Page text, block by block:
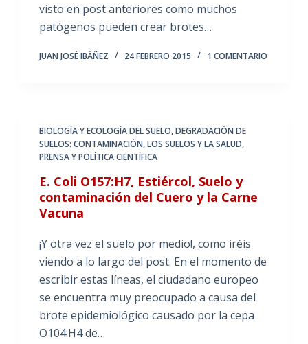
visto en post anteriores como muchos
patógenos pueden crear brotes…
JUAN JOSÉ IBÁÑEZ 24 FEBRERO 2015 1 COMENTARIO
BIOLOGÍA Y ECOLOGÍA DEL SUELO,DEGRADACIÓN DE
SUELOS: CONTAMINACIÓN,LOS SUELOS Y LA SALUD,
PRENSA Y POLÍTICA CIENTÍFICA
E. Coli O157:H7, Estiércol, Suelo y
contaminación del Cuero y la Carne
Vacuna
¡Y otra vez el suelo por medio!, como iréis
viendo a lo largo del post. En el momento de
escribir estas líneas, el ciudadano europeo
se encuentra muy preocupado a causa del
brote epidemiológico causado por la cepa
O104:H4 de…